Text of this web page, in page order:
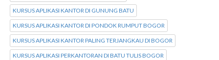
KURSUS APLIKASI KANTOR DI GUNUNG BATU
KURSUS APLIKASI KANTOR DI PONDOK RUMPUT BOGOR
KURSUS APLIKASI KANTOR PALING TERJANGKAU DI BOGOR
KURSUS APLIKASI PERKANTORAN DI BATU TULIS BOGOR